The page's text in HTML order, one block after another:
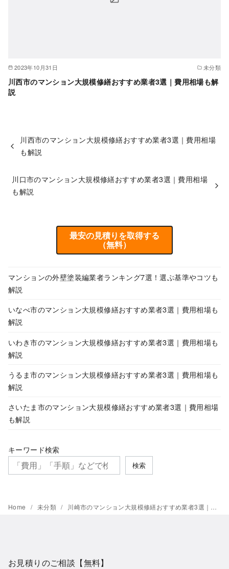
2023年10月31日 未分類
川西市のマンション大規模修繕おすすめ業者3選｜費用相場も解
説
川西市のマンション大規模修繕おすすめ業者3選｜費用相場
も解説
川口市のマンション大規模修繕おすすめ業者3選｜費用相場
も解説
最安の見積りを取得する
（無料）
マンションの外壁塗装編業者ランキング7選！選ぶ基準やコツも
解説
いなべ市のマンション大規模修繕おすすめ業者3選｜費用相場も
解説
いわき市のマンション大規模修繕おすすめ業者3選｜費用相場も
解説
うるま市のマンション大規模修繕おすすめ業者3選｜費用相場も
解説
さいたま市のマンション大規模修繕おすすめ業者3選｜費用相場
も解説
キーワード検索
検索
Home 未分類 川崎市のマンション大規模修繕おすすめ業者3選｜費用相場も解説
お見積りのご相談【無料】